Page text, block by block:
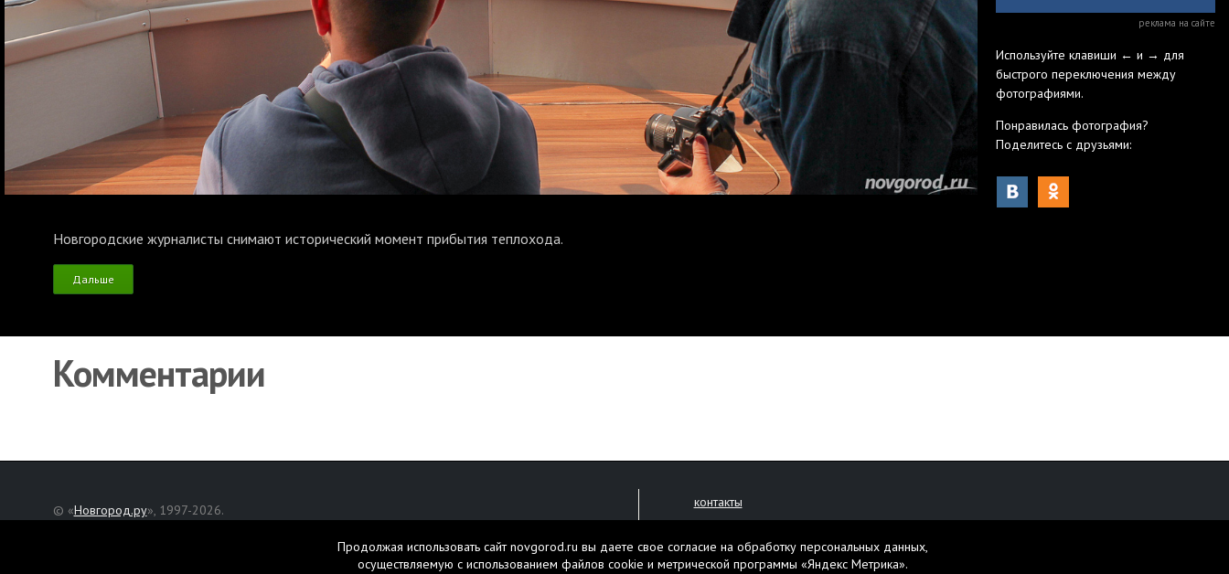
Новгородские журналисты снимают исторический момент прибытия теплохода.
Дальше
реклама на сайте
Используйте клавиши ← и → для
быстрого переключения между
фотографиями.
Понравилась фотография?
Поделитесь с друзьями:
Комментарии
© «Новгород.ру», 1997-2026.
Републикация текстов, фотографий и другой информации разрешена только с письменного
контакты
политика обработки персональных данных
Продолжая использовать сайт novgorod.ru вы даете свое согласие на обработку персональных данных,
осуществляемую с использованием файлов cookie и метрической программы «Яндекс Метрика».